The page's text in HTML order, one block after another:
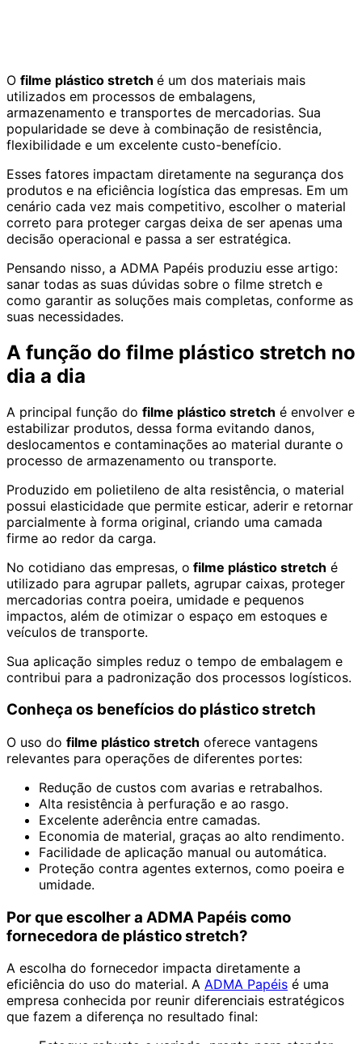
O filme plástico stretch é um dos materiais mais
utilizados em processos de embalagens,
armazenamento e transportes de mercadorias. Sua
popularidade se deve à combinação de resistência,
flexibilidade e um excelente custo-benefício.
Esses fatores impactam diretamente na segurança dos
produtos e na eficiência logística das empresas. Em um
cenário cada vez mais competitivo, escolher o material
correto para proteger cargas deixa de ser apenas uma
decisão operacional e passa a ser estratégica.
Pensando nisso, a ADMA Papéis produziu esse artigo:
sanar todas as suas dúvidas sobre o filme stretch e
como garantir as soluções mais completas, conforme as
suas necessidades.
A função do filme plástico stretch no
dia a dia
A principal função do filme plástico stretch é envolver e
estabilizar produtos, dessa forma evitando danos,
deslocamentos e contaminações ao material durante o
processo de armazenamento ou transporte.
Produzido em polietileno de alta resistência, o material
possui elasticidade que permite esticar, aderir e retornar
parcialmente à forma original, criando uma camada
firme ao redor da carga.
No cotidiano das empresas, o filme plástico stretch é
utilizado para agrupar pallets, agrupar caixas, proteger
mercadorias contra poeira, umidade e pequenos
impactos, além de otimizar o espaço em estoques e
veículos de transporte.
Sua aplicação simples reduz o tempo de embalagem e
contribui para a padronização dos processos logísticos.
Conheça os benefícios do plástico stretch
O uso do filme plástico stretch oferece vantagens
relevantes para operações de diferentes portes:
Redução de custos com avarias e retrabalhos.
Alta resistência à perfuração e ao rasgo.
Excelente aderência entre camadas.
Economia de material, graças ao alto rendimento.
Facilidade de aplicação manual ou automática.
Proteção contra agentes externos, como poeira e
umidade.
Por que escolher a ADMA Papéis como
fornecedora de plástico stretch?
A escolha do fornecedor impacta diretamente a
eficiência do uso do material. A ADMA Papéis é uma
empresa conhecida por reunir diferenciais estratégicos
que fazem a diferença no resultado final: